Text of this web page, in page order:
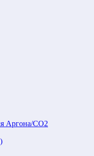
Аргона/СО2